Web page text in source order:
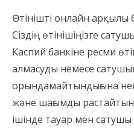
Өтінішті онлайн арқылы
Сіздің өтінішіңізге
Каспий банкіне ресми
алмасуды немесе
орындамайтындығына
және шағымды
ішінде тауар мен